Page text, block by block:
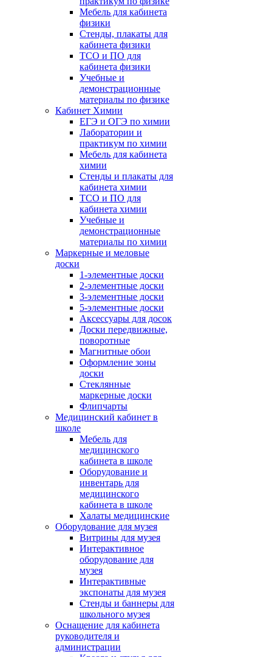
Мебель для кабинета
физики
Стенды, плакаты для
кабинета физики
ТСО и ПО для
кабинета физики
Учебные и
демонстрационные
материалы по физике
Кабинет Химии
ЕГЭ и ОГЭ по химии
Лаборатории и
практикум по химии
Мебель для кабинета
химии
Стенды и плакаты для
кабинета химии
ТСО и ПО для
кабинета химии
Учебные и
демонстрационные
материалы по химии
Маркерные и меловые
доски
1-элементные доски
2-элементные доски
3-элементные доски
5-элементные доски
Аксессуары для досок
Доски передвижные,
поворотные
Магнитные обои
Оформление зоны
доски
Стеклянные
маркерные доски
Флипчарты
Медицинский кабинет в
школе
Мебель для
медицинского
кабинета в школе
Оборудование и
инвентарь для
медицинского
кабинета в школе
Халаты медицинские
Оборудование для музея
Витрины для музея
Интерактивное
оборудование для
музея
Интерактивные
экспонаты для музея
Стенды и баннеры для
школьного музея
Оснащение для кабинета
руководителя и
администрации